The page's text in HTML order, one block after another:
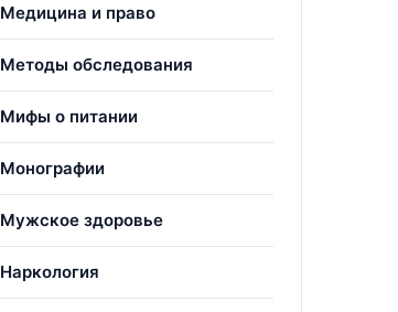
Медицина и право
Методы обследования
Мифы о питании
Монографии
Мужское здоровье
Наркология